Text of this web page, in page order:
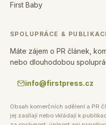
First Baby
SPOLUPRÁCE &
Máte zájem o PR článek,
nebo dlouhodobou
info@firstpress.cz
Obsah komerčních sdělení a PR
jej zasílají nebo vkládají k